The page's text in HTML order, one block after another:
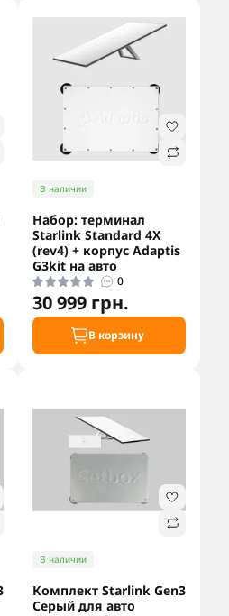
В наличии
Набор: терминал
Starlink Standard 4X
(rev4) + корпус Adaptis
G3kit на авто
0
30 999 грн.
В корзину
В наличии
Комплект Starlink Gen3
Серый для авто